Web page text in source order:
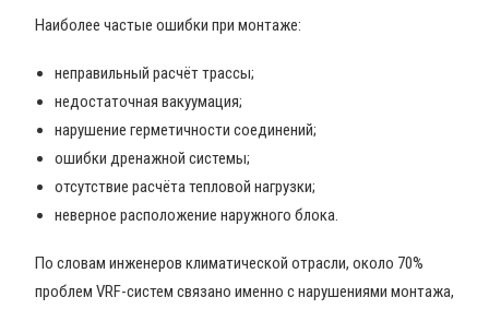
Наиболее частые ошибки при монтаже:
неправильный расчёт трассы;
недостаточная вакуумация;
нарушение герметичности соединений;
ошибки дренажной системы;
отсутствие расчёта тепловой нагрузки;
неверное расположение наружного блока.
По словам инженеров климатической отрасли, около 70%
проблем VRF-систем связано именно с нарушениями монтажа,